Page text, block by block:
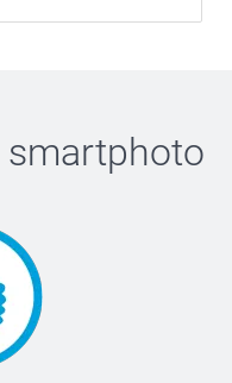
smartphoto